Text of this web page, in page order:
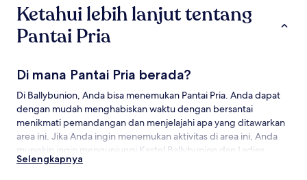
Ketentuan
tambahan
mungkin
Ketahui lebih lanjut tentang
Pantai Pria
Di mana Pantai Pria berada?
Di Ballybunion, Anda bisa menemukan Pantai Pria. Anda dapat
dengan mudah menghabiskan waktu dengan bersantai
menikmati pemandangan dan menjelajahi apa yang ditawarkan
area ini. Jika Anda ingin menemukan aktivitas di area ini, Anda
mungkin ingin mengunjungi Kastel Ballybunion dan Ladies
Beach.
Selengkapnya